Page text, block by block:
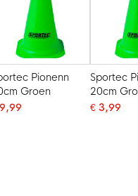
Pionenn
Groen
Sportec
20cm
€ 3,99